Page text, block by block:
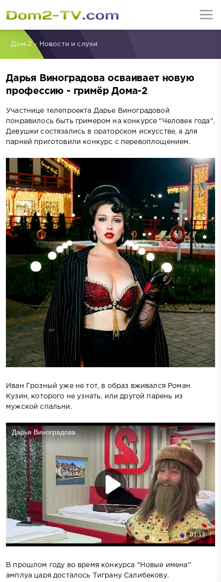
Дом-2» Новости и слухи
Дарья Виноградова осваивает новую
профессию - гримёр Дома-2
Участнице телепроекта Дарье Виноградовой
понравилось быть гримером на конкурсе "Человек года".
Девушки состязались в ораторском искусстве, а для
парней приготовили конкурс с перевоплощением.
Иван Грозный уже не тот, в образ вживался Роман
Кузин, которого не узнать, или другой парень из
мужской спальни.
В прошлом году во время конкурса "Новые имена"
амплуа царя досталось Тиграну Салибекову.